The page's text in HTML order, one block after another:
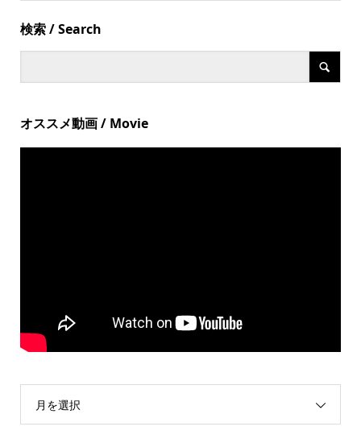
検索 / Search
オススメ動画 / Movie
月を選択